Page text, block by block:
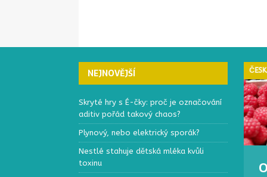
NEJNOVĚJŠÍ
Skryté hry s É-čky: proč je označování
aditiv pořád takový chaos?
Plynový, nebo elektrický sporák?
Nestlé stahuje dětská mléka kvůli
toxinu
ČESKÁ REPUBLIKA
Elektronický systém